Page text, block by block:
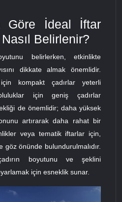
Göre İdeal İftar
Belirlenir?
belirlerken, etkinlikte
dikkate almak önemlidir.
kompakt çadırlar yeterli
için geniş çadırlar
de önemlidir; daha yüksek
artırarak daha rahat bir
veya tematik iftarlar için,
göz önünde bulundurulmalıdır.
boyutunu ve şeklini
için esneklik sunar.